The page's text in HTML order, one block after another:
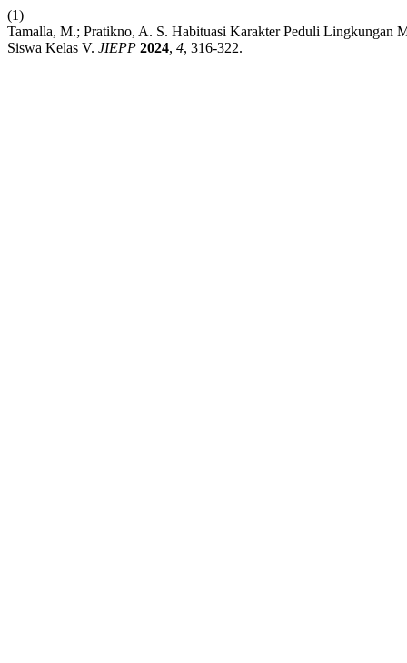
(1)
Tamalla, M.; Pratikno, A. S. Habituasi Karakter Peduli Lingkungan
Siswa Kelas V. JIEPP 2024, 4, 316-322.